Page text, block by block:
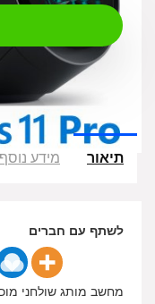
תיאור מידע נוסף
לשתף עם חברים